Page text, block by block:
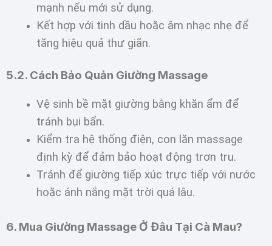
mạnh nếu mới sử dụng.
Kết hợp với tinh dầu hoặc âm nhạc nhẹ để
tăng hiệu quả thư giãn.
5.2. Cách Bảo Quản Giường Massage
Vệ sinh bề mặt giường bằng khăn ẩm để
tránh bụi bẩn.
Kiểm tra hệ thống điện, con lăn massage
định kỳ để đảm bảo hoạt động trơn tru.
Tránh để giường tiếp xúc trực tiếp với nước
hoặc ánh nắng mặt trời quá lâu.
6. Mua Giường Massage Ở Đâu Tại Cà Mau?